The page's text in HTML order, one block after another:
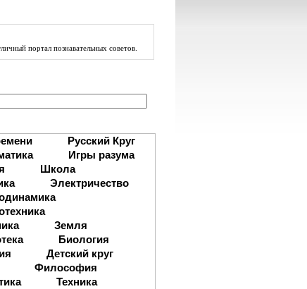
порталпознавательных советов.
Русский Круг
Игры разума
Школа
Электричество
Земля
Биология
Детский круг
Философия
Техника